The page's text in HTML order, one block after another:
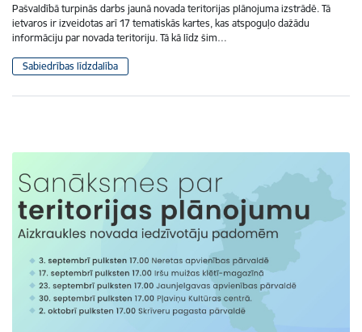
Pašvaldībā turpinās darbs jaunā novada teritorijas plānojuma izstrādē. Tā
ietvaros ir izveidotas arī 17 tematiskās kartes, kas atspoguļo dažādu
informāciju par novada teritoriju. Tā kā līdz šim…
Sabiedrības līdzdalība